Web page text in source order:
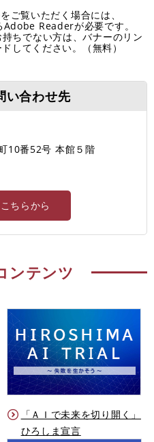
ご覧いただく場合には、
Readerが必要です。
ちでない方は、バナーのリン
してください。（無料）
い合わせ先
10番52号 本館５階
ちらから
ンテンツ
「ＡＩで未来を切り開く」
ひろしま宣言